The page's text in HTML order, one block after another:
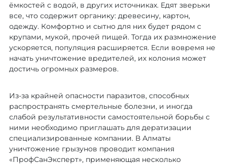
ёмкостей с водой, в других источниках. Едят зверьки
все, что содержит органику: древесину, картон,
одежду. Комфортно и сытно для них будет рядом с
крупами, мукой, прочей пищей. Тогда их размножение
ускоряется, популяция расширяется. Если вовремя не
начать уничтожение вредителей, их колония может
достичь огромных размеров.
Из-за крайней опасности паразитов, способных
распространять смертельные болезни, и иногда
слабой результативности самостоятельной борьбы с
ними необходимо приглашать для дератизации
специализированные компании. В Алматы
уничтожение грызунов проводит компания
«ПрофСанЭксперт», применяющая несколько